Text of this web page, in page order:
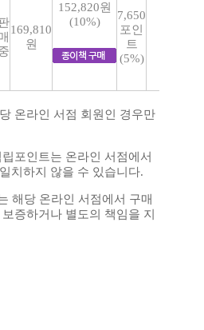
169,810
원
152,820원
(10%)
7,650
포인
트
(5%)
온라인 서점 회원인 경우만
포인트는 온라인 서점에서
치하지 않을 수 있습니다.
해당 온라인 서점에서 구매
증하거나 별도의 책임을 지